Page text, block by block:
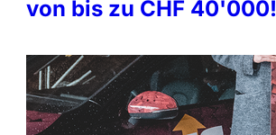
von bis zu CHF 40'000!